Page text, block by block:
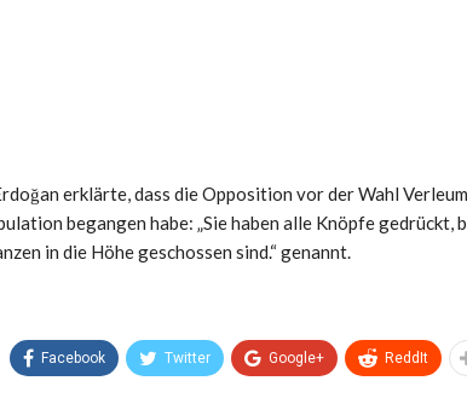
erklärte, dass die Opposition vor der Wahl
begangen habe: „Sie haben alle Knöpfe gedrückt,
in die Höhe geschossen sind.“ genannt.
Facebook Twitter Google+ ReddIt